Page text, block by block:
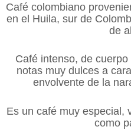
Café colombiano
en el Huila, sur de
de
Café intenso, de
notas muy dulces a
envolvente de la
Es un café muy especial,
como